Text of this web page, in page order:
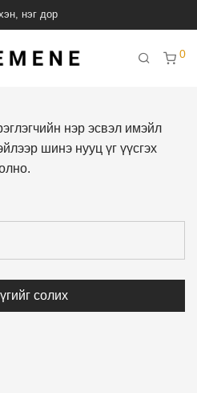
нэг дор
0
нэр эсвэл имэйл
шинэ нууц үг үүсгэх
солих